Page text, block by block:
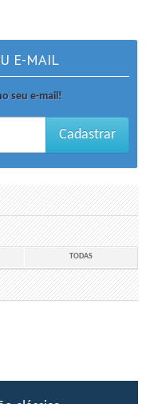
E-MAIL
seu e-mail!
Cadastrar
TODAS